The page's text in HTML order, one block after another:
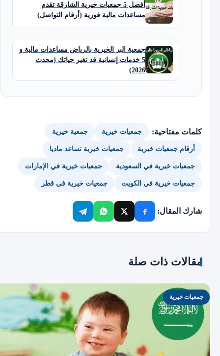
أفضل 5 جمعيات خيرية الشارقة تقدم
مساعدات مالية فورية (أرقام التواصل)
جمعية البر الخيرية بالرياض مساعدات مالية و
5 خدمات إنسانية قد تغير حياتك (محدث
2026)
كلمات مفتاحية: جمعيات خيرية جمعية خيرية
أرقام جمعيات خيرية جمعيات خيرية تساعد ماديا
جمعيات خيرية في السعودية جمعيات خيرية في الإمارات
جمعيات خيرية في الكويت جمعيات خيرية في قطر
شارك المقال:
مقالات ذات صلة
جمعيات خيرية